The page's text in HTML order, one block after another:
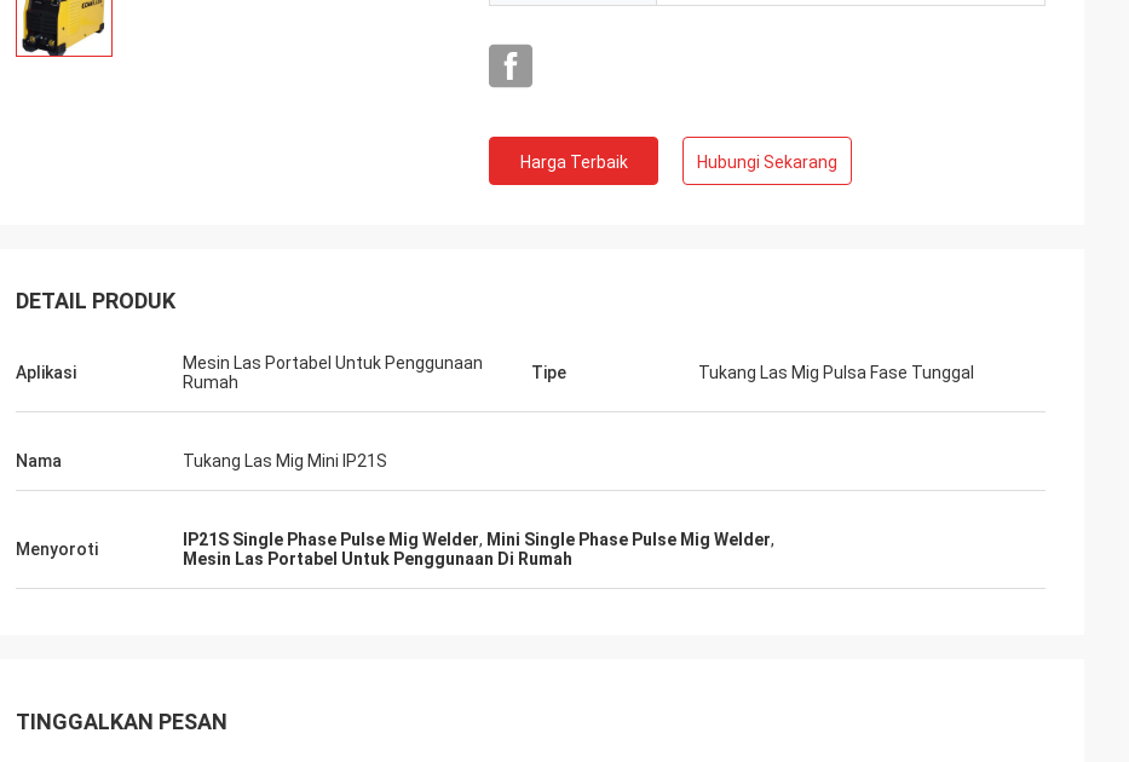
Saya senang bekerja sama dengan Anda,
pelanggan lain, jadi saya sangat
berlangganan produk Anda.
Harga Terbaik Hubungi Sekarang
DETAIL PRODUK
Aplikasi
Mesin Las Portabel Untuk Penggunaan
Rumah
Tipe Tukang Las Mig Pulsa Fase Tunggal
Nama Tukang Las Mig Mini IP21S
Menyoroti IP21S Single Phase Pulse Mig Welder, Mini Single Phase Pulse Mig Welder,
Mesin Las Portabel Untuk Penggunaan Di Rumah
TINGGALKAN PESAN